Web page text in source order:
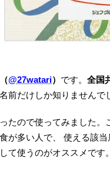
@27watari） です。 全国
だけしか知りませんで
ので使ってみました。
が多い人で、 使える該
て使うのがオススメです。